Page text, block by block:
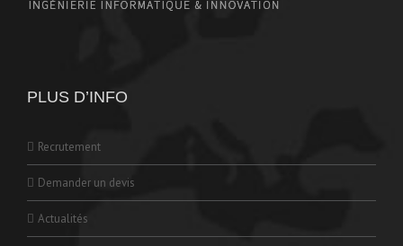
PLUS D’INFO
Recrutement
Demander un devis
Actualités